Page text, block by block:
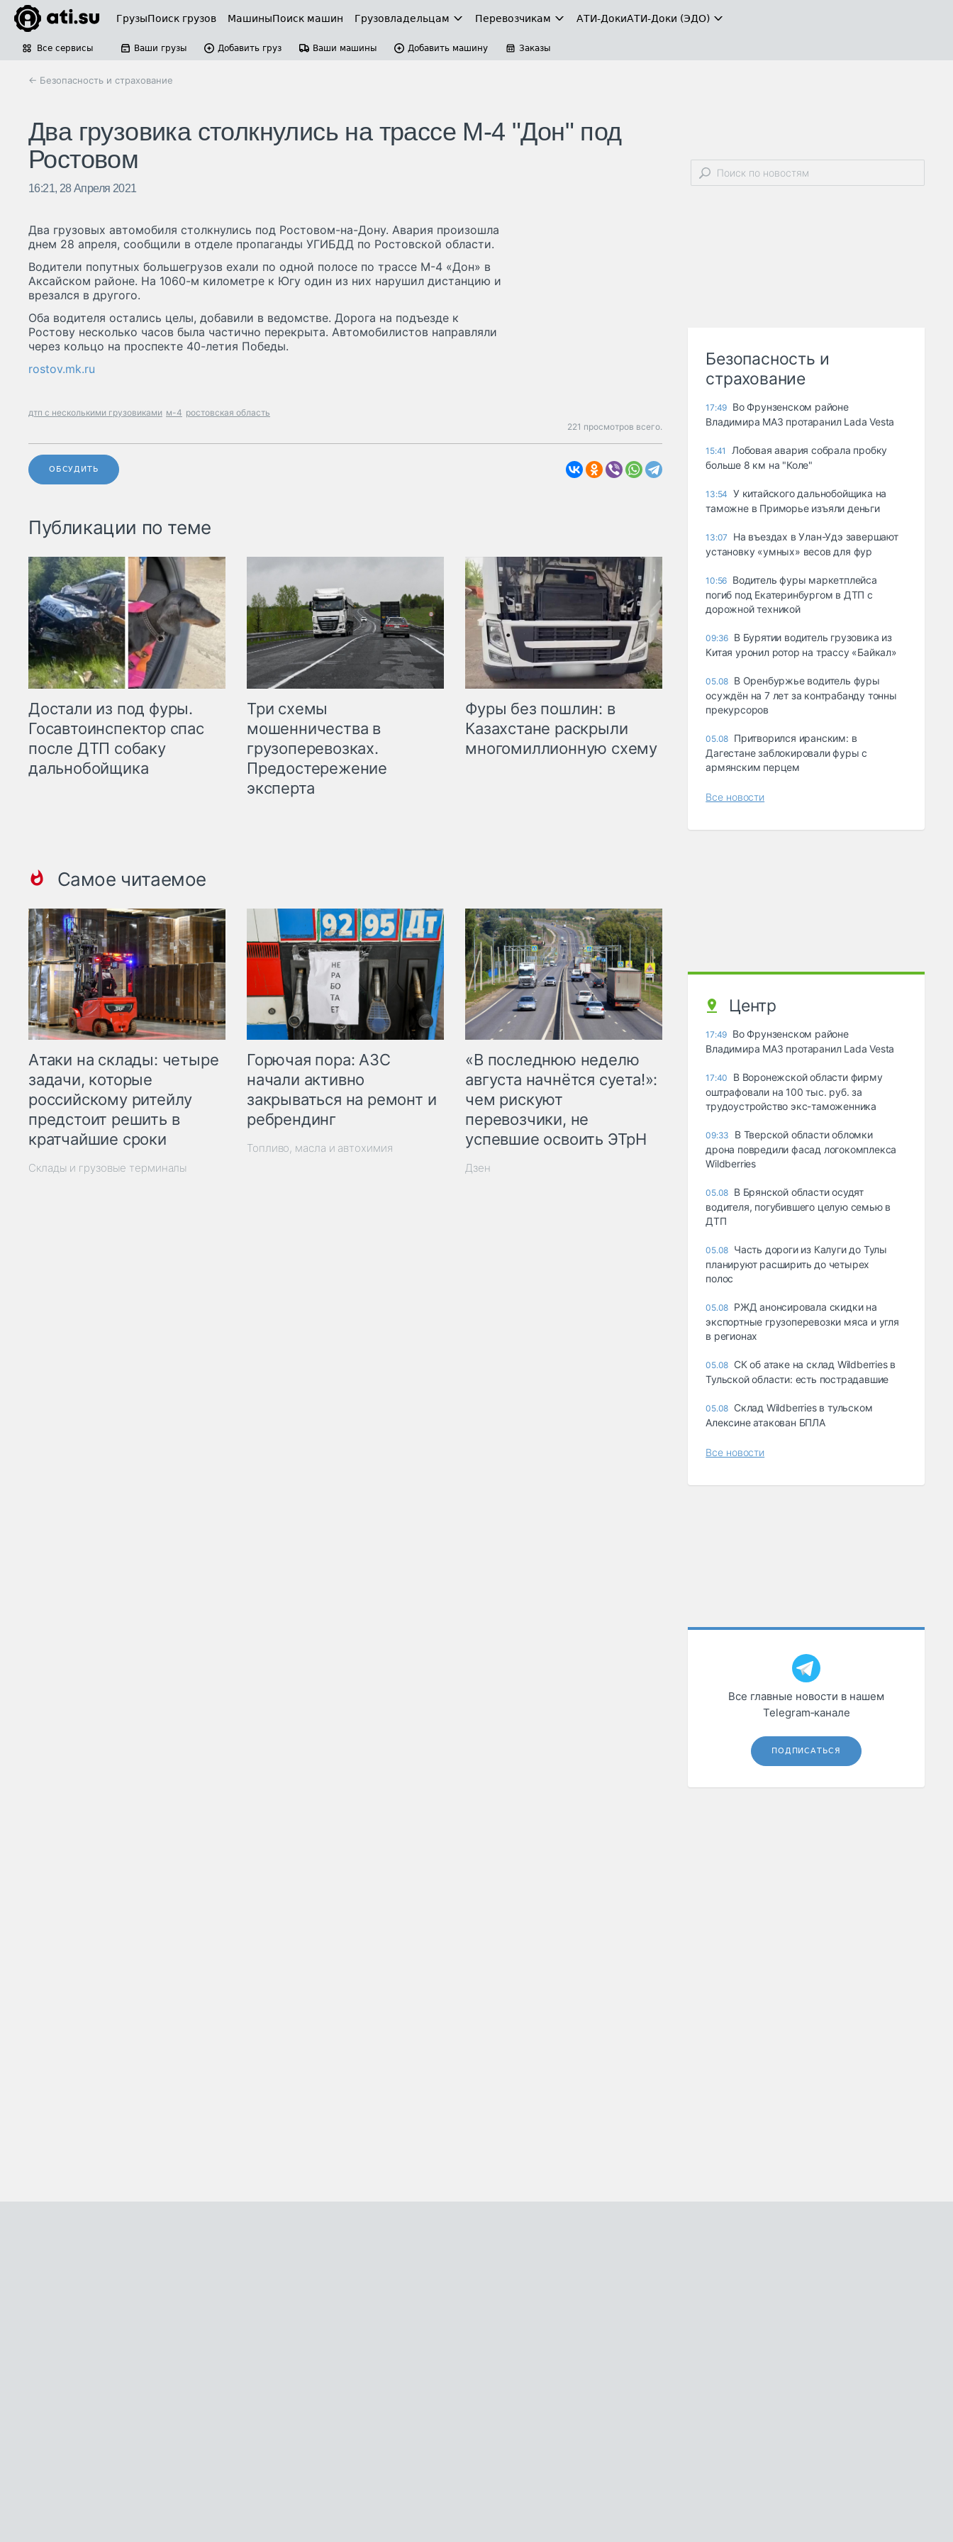
ГрузыПоиск грузов МашиныПоиск машин Грузовладельцам Перевозчикам АТИ-ДокиАТИ-Доки (ЭДО)
Все сервисы Ваши грузы Добавить груз Ваши машины Добавить машину Заказы
← Безопасность и страхование
Два грузовика столкнулись на трассе М-4 "Дон" под
Ростовом
16:21, 28 Апреля 2021
Два грузовых автомобиля столкнулись под Ростовом-на-Дону. Авария произошла
днем 28 апреля, сообщили в отделе пропаганды УГИБДД по Ростовской области.
Водители попутных большегрузов ехали по одной полосе по трассе М-4 «Дон» в
Аксайском районе. На 1060-м километре к Югу один из них нарушил дистанцию и
врезался в другого.
Оба водителя остались целы, добавили в ведомстве. Дорога на подъезде к
Ростову несколько часов была частично перекрыта. Автомобилистов направляли
через кольцо на проспекте 40-летия Победы.
rostov.mk.ru
дтп с несколькими грузовиками м-4 ростовская область
221 просмотров всего.
ОБСУДИТЬ
Публикации по теме
Достали из под фуры.
Госавтоинспектор спас
после ДТП собаку
дальнобойщика
Три схемы
мошенничества в
грузоперевозках.
Предостережение
эксперта
Фуры без пошлин: в
Казахстане раскрыли
многомиллионную схему
Самое читаемое
Атаки на склады: четыре
задачи, которые
российскому ритейлу
предстоит решить в
кратчайшие сроки
Склады и грузовые терминалы
Горючая пора: АЗС
начали активно
закрываться на ремонт и
ребрендинг
Топливо, масла и автохимия
«В последнюю неделю
августа начнётся суета!»:
чем рискуют
перевозчики, не
успевшие освоить ЭТрН
Дзен
Безопасность и
страхование
17:49 Во Фрунзенском районе
Владимира МАЗ протаранил Lada Vesta
15:41
Лобовая авария собрала пробку
больше 8 км на "Коле"
13:54
У китайского дальнобойщика на
таможне в Приморье изъяли деньги
13:07
Ha въeздax в Улaн-Удэ зaвepшaют
ycтaнoвкy «yмныx» вecoв для фyp
10:56 Водитель фуры маркетплейса
погиб под Екатеринбургом в ДТП с
дорожной техникой
09:36 В Бурятии водитель грузовика из
Китая уронил ротор на трассу «Байкал»
05.08 В Оренбуржье водитель фуры
осуждён на 7 лет за контрабанду тонны
прекурсоров
05.08 Притворился иранским: в
Дагестане заблокировали фуры с
армянским перцем
Все новости
Центр
17:49 Во Фрунзенском районе
Владимира МАЗ протаранил Lada Vesta
17:40
В Воронежской области фирму
оштрафовали на 100 тыс. руб. за
трудоустройство экс-таможенника
09:33
В Тверской области обломки
дрона повредили фасад логокомплекса
Wildberries
05.08 В Брянской области осудят
водителя, погубившего целую семью в
ДТП
05.08 Часть дороги из Калуги до Тулы
планируют расширить до четырех
полос
05.08 РЖД анонсировала скидки на
экспортные грузоперевозки мяса и угля
в регионах
05.08 СК об атаке на склад Wildberries в
Тульской области: есть пострадавшие
05.08 Склад Wildberries в тульском
Алексине атакован БПЛА
Все новости
Все главные новости в нашем
Telegram‑канале
ПОДПИСАТЬСЯ